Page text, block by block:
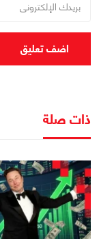
اضف تعليق
ذات صلة